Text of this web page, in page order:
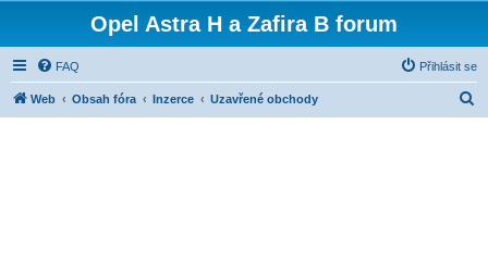
Opel Astra H a Zafira B forum
FAQ Přihlásit se
Web Obsah fóra Inzerce Uzavřené obchody